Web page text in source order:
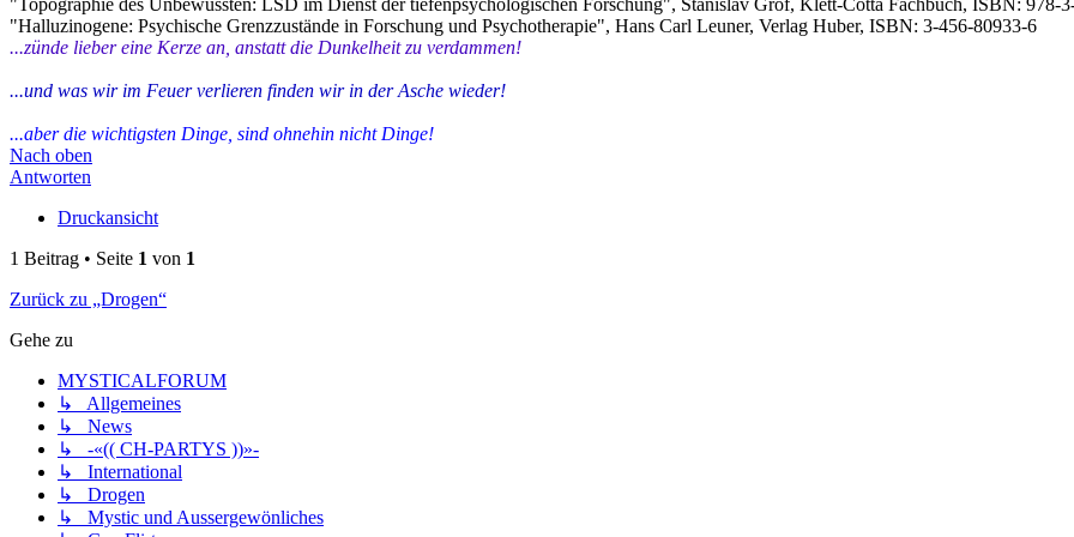
"Topographie des Unbewussten: LSD im Dienst der tiefenpsychologischen Forschung", Stanislav Grof, Klett-Cotta Fachbuch, ISBN: 978-
"Halluzinogene: Psychische Grenzzustände in Forschung und Psychotherapie", Hans Carl Leuner, Verlag Huber, ISBN: 3-456-80933-6
...zünde lieber eine Kerze an, anstatt die Dunkelheit zu verdammen!
...und was wir im Feuer verlieren finden wir in der Asche wieder!
...aber die wichtigsten Dinge, sind ohnehin nicht Dinge!
Nach oben
Antworten
Druckansicht
1 Beitrag • Seite 1 von 1
Zurück zu „Drogen“
Gehe zu
MYSTICALFORUM
↳ Allgemeines
↳ News
↳ -«(( CH-PARTYS ))»-
↳ International
↳ Drogen
↳ Mystic und Aussergewönliches